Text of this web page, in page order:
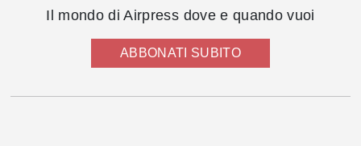
Il mondo di Airpress dove e quando vuoi
ABBONATI SUBITO